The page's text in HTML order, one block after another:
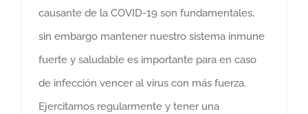
causante de la COVID-19 son fundamentales,
sin embargo mantener nuestro sistema inmune
fuerte y saludable es importante para en caso
de infección vencer al virus con más fuerza.
Ejercitarnos regularmente y tener una